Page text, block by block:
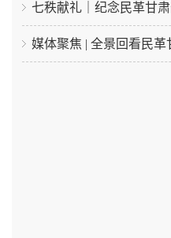
七秩献礼｜纪念民革甘
媒体聚焦 | 全景回看民革